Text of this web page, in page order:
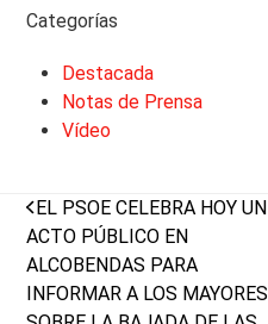
Categorías
Destacada
Notas de Prensa
Vídeo
previous
post:
EL PSOE CELEBRA HOY UN
ACTO PÚBLICO EN
ALCOBENDAS PARA
INFORMAR A LOS MAYORES